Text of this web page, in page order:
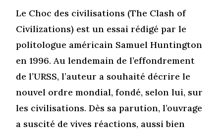
Le Choc des civilisations (The Clash of
Civilizations) est un essai rédigé par le
politologue américain Samuel Huntington
en 1996. Au lendemain de l’effondrement
de l’URSS, l’auteur a souhaité décrire le
nouvel ordre mondial, fondé, selon lui, sur
les civilisations. Dès sa parution, l’ouvrage
a suscité de vives réactions, aussi bien